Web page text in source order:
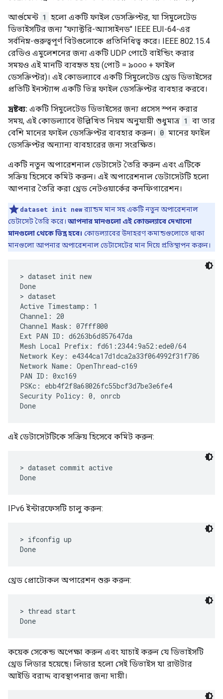
আর্গুমেন্ট 1 হলো একটি ফাইল ডেসক্রিপ্টর, যা সিমুলেটেড
ডিভাইসটির জন্য "ফ্যাক্টরি-অ্যাসাইনড" IEEE EUI-64-এর
সর্বনিম্ন-গুরুত্বপূর্ণ বিটগুলোকে প্রতিনিধিত্ব করে। IEEE 802.15.4
রেডিও এমুলেশনের জন্য একটি UDP পোর্টে বাইন্ডিং করার
সময়ও এই মানটি ব্যবহৃত হয় (পোর্ট = ৯০০০ + ফাইল
ডেসক্রিপ্টর)। এই কোডল্যাবে একটি সিমুলেটেড থ্রেড ডিভাইসের
প্রতিটি ইনস্ট্যান্স একটি ভিন্ন ফাইল ডেসক্রিপ্টর ব্যবহার করবে।
দ্রষ্টব্য: একটি সিমুলেটেড ডিভাইসের জন্য প্রসেস স্পন করার
সময়, এই কোডল্যাবে উল্লিখিত নিয়ম অনুযায়ী শুধুমাত্র 1 বা তার
বেশি মানের ফাইল ডেসক্রিপ্টর ব্যবহার করুন। 0 মানের ফাইল
ডেসক্রিপ্টর অন্যান্য ব্যবহারের জন্য সংরক্ষিত।
একটি নতুন অপারেশনাল ডেটাসেট তৈরি করুন এবং এটিকে
সক্রিয় হিসেবে কমিট করুন। এই অপারেশনাল ডেটাসেটটি হলো
আপনার তৈরি করা থ্রেড নেটওয়ার্কের কনফিগারেশন।
dataset init newর‍্যান্ডম মান সহ একটি নতুন অপারেশনাল
ডেটাসেট তৈরি করে। আপনার মানগুলো এই কোডল্যাবে দেখানো
মানগুলো থেকে ভিন্ন হবে। কোডল্যাবের উদাহরণ কমান্ডগুলোতে থাকা
মানগুলো আপনার অপারেশনাল ডেটাসেটের মান দিয়ে প্রতিস্থাপন করুন।
> dataset init new
Done
> dataset
Active Timestamp: 1
Channel: 20
Channel Mask: 07fff800
Ext PAN ID: d6263b6d857647da
Mesh Local Prefix: fd61:2344:9a52:ede0/64
Network Key: e4344ca17d1dca2a33f064992f31f786
Network Name: OpenThread-c169
PAN ID: 0xc169
PSKc: ebb4f2f8a68026fc55bcf3d7be3e6fe4
Security Policy: 0, onrcb
এই ডেটাসেটটিকে সক্রিয় হিসেবে কমিট করুন:
> dataset commit active
IPv6 ইন্টারফেসটি চালু করুন:
> ifconfig up
থ্রেড প্রোটোকল অপারেশন শুরু করুন:
> thread start
কয়েক সেকেন্ড অপেক্ষা করুন এবং যাচাই করুন যে ডিভাইসটি
থ্রেড লিডার হয়েছে। লিডার হলো সেই ডিভাইস যা রাউটার
আইডি বরাদ্দ ব্যবস্থাপনার জন্য দায়ী।